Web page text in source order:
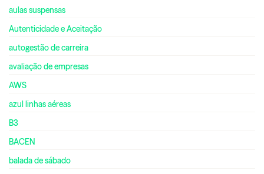
aulas suspensas
Autenticidade e Aceitação
autogestão de carreira
avaliação de empresas
AWS
azul linhas aéreas
B3
BACEN
balada de sábado